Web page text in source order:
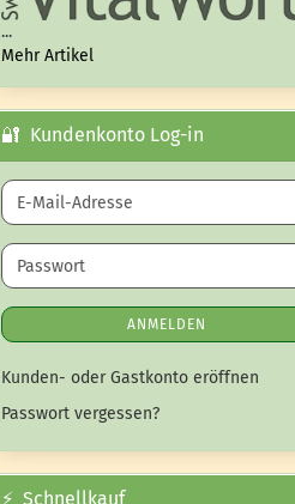
...
Mehr Artikel
🔐 Kundenkonto Log-in
E-Mail-Adresse
Passwort
ANMELDEN
Kunden- oder Gastkonto eröffnen
Passwort vergessen?
⚡ Schnellkauf